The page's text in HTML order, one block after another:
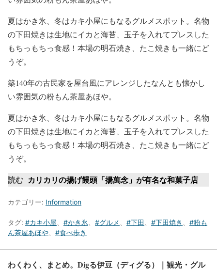
夏はかき氷、冬はカキ小屋にもなるグルメスポット。名物
の下田焼きは生地にイカと海苔、玉子を入れてプレスした
もちっもちっ食感！本場の明石焼き、たこ焼きも一緒にど
うぞ。
築140年の古民家を屋台風にアレンジしたなんとも懐かし
い雰囲気の粉もん茶屋あほや。
夏はかき氷、冬はカキ小屋にもなるグルメスポット。名物
の下田焼きは生地にイカと海苔、玉子を入れてプレスした
もちっもちっ食感！本場の明石焼き、たこ焼きも一緒にど
うぞ。
読む カリカリの揚げ饅頭「揚萬念」が有名な和菓子店
カテゴリー: Information
タグ: #カキ小屋 #かき氷 #グルメ #下田 #下田焼き
#粉も
ん茶屋あほや
#食べ歩き
わくわく、まとめ。Digる伊豆（ディグる）｜観光・グル